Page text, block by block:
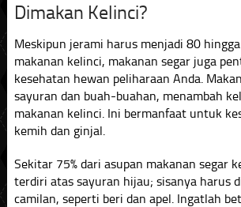
Dimakan Kelinci?
Meskipun jerami harus menjadi 80 hingga
makanan kelinci, makanan segar juga
kesehatan hewan peliharaan Anda.
sayuran dan buah-buahan, menambah
makanan kelinci. Ini bermanfaat untuk
kemih dan ginjal.
Sekitar 75% dari asupan makanan segar
terdiri atas sayuran hijau; sisanya harus
camilan, seperti beri dan apel. Ingatlah